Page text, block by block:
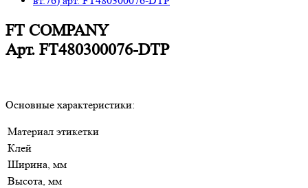
FT COMPANY
Арт. FT480300076-DTP
Основные характеристики:
Материал этикетки
Клей
Ширина, мм
Высота, мм